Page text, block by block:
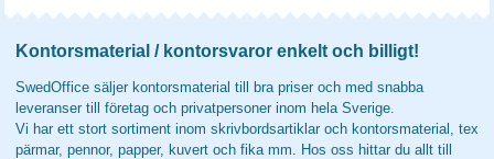
Kontorsmaterial / kontorsvaror enkelt och billigt!
SwedOffice säljer kontorsmaterial till bra priser och med snabba
leveranser till företag och privatpersoner inom hela Sverige.
Vi har ett stort sortiment inom skrivbordsartiklar och kontorsmaterial, tex
pärmar, pennor, papper, kuvert och fika mm. Hos oss hittar du allt till